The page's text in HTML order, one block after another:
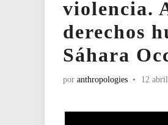
violencia.
derechos
Sáhara
por anthropologies • 12